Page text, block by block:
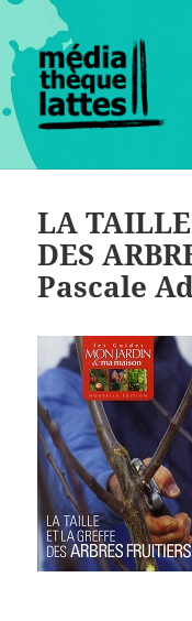
LA
DES
Pascale